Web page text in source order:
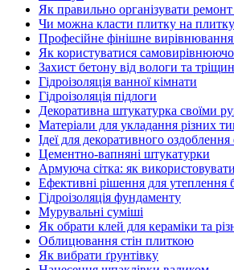
Як правильно організувати
Чи можна класти плитку на плитку
Професійне фінішне вирівнювання
Як користуватися
Захист бетону від вологи та тріщин
Гідроізоляція ванної кімнати
Гідроізоляція підлоги
Декоративна штукатурка своїми
Матеріали для укладання різних
Ідеї для декоративного оздоблення
Цементно-вапняні штукатурки
Армуюча сітка: як
Ефективні рішення для утеплення
Гідроізоляція фундаменту
Мурувальні суміші
Як обрати клей для кераміки та
Облицювання стін плиткою
Як вибрати ґрунтівку